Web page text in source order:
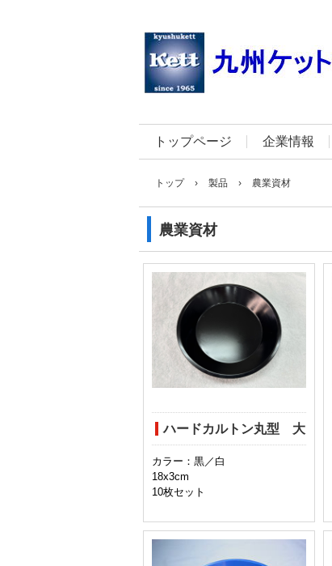
トップページ 企業情報
トップ › 製品 › 農業資材
農業資材
ハードカルトン丸型 大
カラー：黒／白
18x3cm
10枚セット